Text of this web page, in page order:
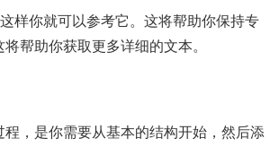
样你就可以参考它。这将帮助你保持专
帮助你获取更多详细的文本。
，是你需要从基本的结构开始，然后添